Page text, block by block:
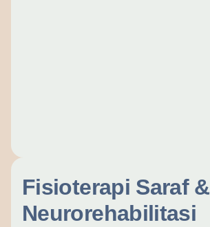
Fisioterapi Saraf &
Neurorehabilitasi